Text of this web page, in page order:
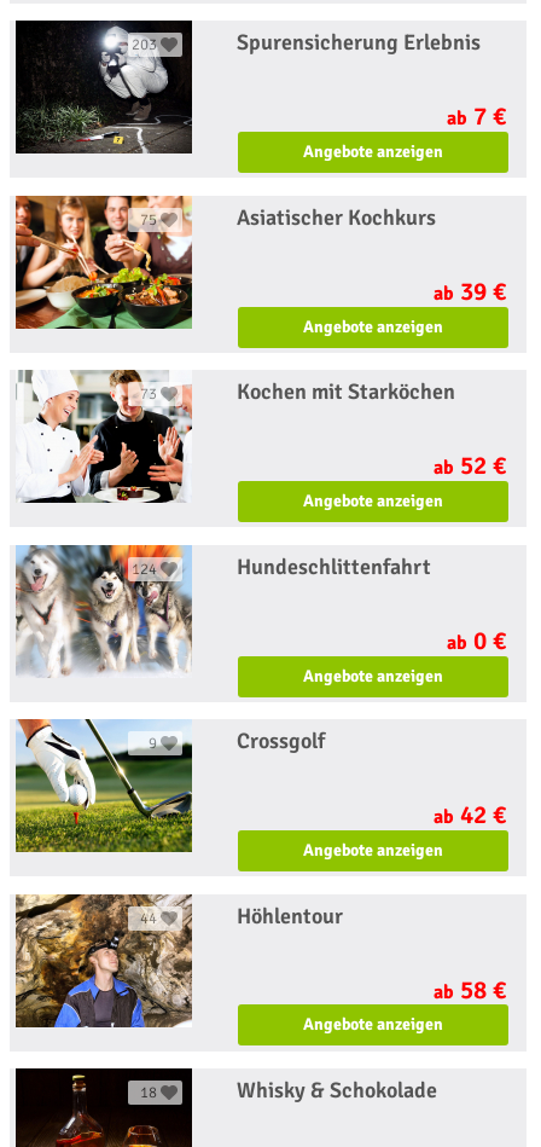
203 Spurensicherung Erlebnis
ab 7 €
Angebote anzeigen
75 Asiatischer Kochkurs
ab 39 €
Angebote anzeigen
73 Kochen mit Starköchen
ab 52 €
Angebote anzeigen
124 Hundeschlittenfahrt
ab 0 €
Angebote anzeigen
9 Crossgolf
ab 42 €
Angebote anzeigen
44 Höhlentour
ab 58 €
Angebote anzeigen
18 Whisky & Schokolade